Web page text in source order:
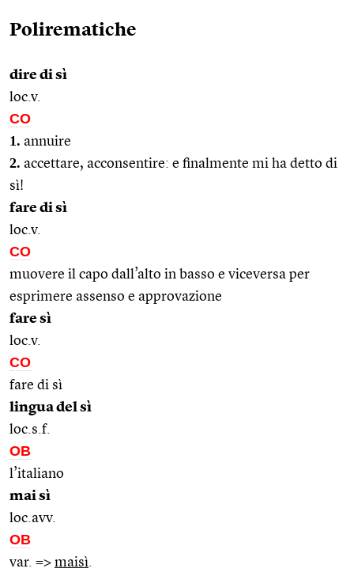
Polirematiche
dire di sì
loc.v.
CO
1. annuire
2. accettare, acconsentire: e finalmente mi ha detto di
sì!
fare di sì
loc.v.
CO
muovere il capo dall’alto in basso e viceversa per
esprimere assenso e approvazione
fare sì
loc.v.
CO
fare di sì
lingua del sì
loc.s.f.
OB
l’italiano
mai sì
loc.avv.
OB
var. => maisì